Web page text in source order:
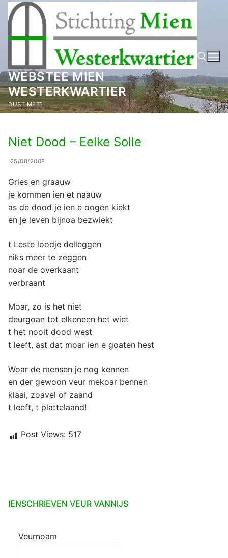
naar
inhoud
WEBSTEE MIEN
WESTERKWARTIER
DUST MET? Zoeken naar:
Niet Dood – Eelke Solle
25/08/2008
Gries en graauw
je kommen ien et naauw
as de dood je ien e oogen kiekt
en je leven bijnoa bezwiekt
t Leste loodje delleggen
niks meer te zeggen
noar de overkaant
verbraant
Moar, zo is het niet
deurgoan tot elkeneen het wiet
t het nooit dood west
t leeft, ast dat moar ien e goaten hest
Woar de mensen je nog kennen
en der gewoon veur mekoar bennen
klaai, zoavel of zaand
t leeft, t plattelaand!
Post Views: 517
IENSCHRIEVEN VEUR VANNIJS
Veurnoam